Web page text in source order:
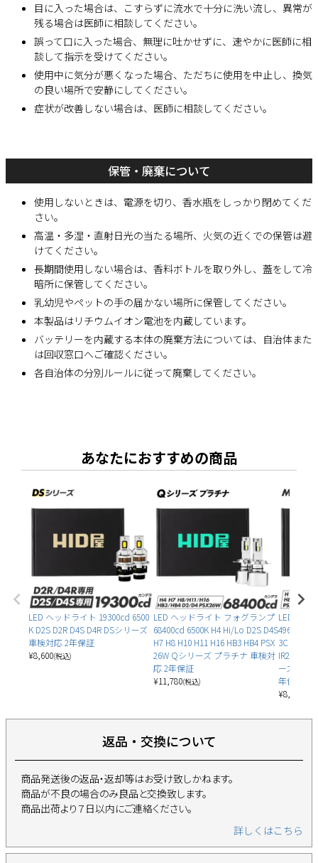
目に入った場合は、こすらずに流水で十分に洗い流し、異常が
残る場合は医師に相談してください。
誤って口に入った場合、無理に吐かせずに、速やかに医師に相
談して指示を受けてください。
使用中に気分が悪くなった場合、ただちに使用を中止し、換気
の良い場所で安静にしてください。
症状が改善しない場合は、医師に相談してください。
保管・廃棄について
使用しないときは、電源を切り、香水瓶をしっかり閉めてくだ
さい。
高温・多湿・直射日光の当たる場所、火気の近くでの保管は避
けてください。
長期間使用しない場合は、香料ボトルを取り外し、蓋をして冷
暗所に保管してください。
乳幼児やペットの手の届かない場所に保管してください。
本製品はリチウムイオン電池を内蔵しています。
バッテリーを内蔵する本体の廃棄方法については、自治体また
は回収窓口へご確認ください。
各自治体の分別ルールに従って廃棄してください。
あなたにおすすめの商品
LED ヘッドライト 19300cd 6500
K D2S D2R D4S D4R DSシリーズ
車検対応 2年保証
¥8,600(税込)
LED ヘッドライト フォグランプ
68400cd 6500K H4 Hi/Lo D2S D4S
H7 H8 H10 H11 H16 HB3 HB4 PSX
26W Qシリーズ プラチナ 車検対
応 2年保証
¥11,780(税込)
LED ヘッ
49600cd
3C H7 H8
IR2 H19
ーズ プレ
年保証
¥8,980
返品・交換について
商品発送後の返品・返却等はお受け致しかねます。
商品が不良の場合のみ良品と交換致します。
商品出荷より７日以内にご連絡ください。
詳しくはこちら